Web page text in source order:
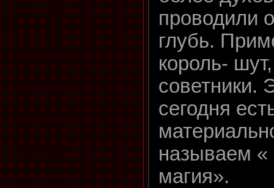
проводили
глубь.
король-
советники.
сегодня
называем «
магия».